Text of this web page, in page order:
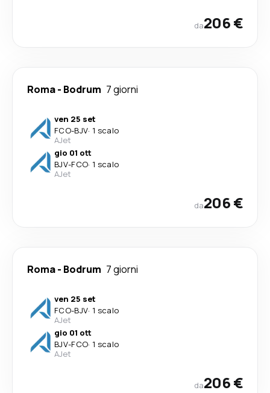
da206 €
Roma- Bodrum 7 giorni
ven 25 set
FCO-BJV· 1 scalo
AJet
gio 01 ott
BJV-FCO· 1 scalo
AJet
da206 €
Roma- Bodrum 7 giorni
ven 25 set
FCO-BJV· 1 scalo
AJet
gio 01 ott
BJV-FCO· 1 scalo
AJet
da206 €